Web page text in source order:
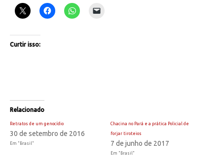
Curtir isso:
Relacionado
Retratos de um genocídio
30 de setembro de 2016
Em "Brasil"
Chacina no Pará e a prática Policial de
forjar tiroteios
7 de junho de 2017
Em "Brasil"